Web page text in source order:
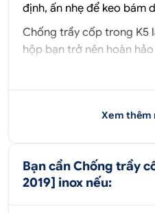
định, ấn nhẹ để keo bám
Chống trầy cốp trong K5
hộp bạn trở nên hoàn
trọng mà bạn nên lắp
vẻ đẹp thẩm mỹ cao.
bằng inox nên càng gia
Xem thêm
Bạn cần Chống trầy
2019] inox nếu: